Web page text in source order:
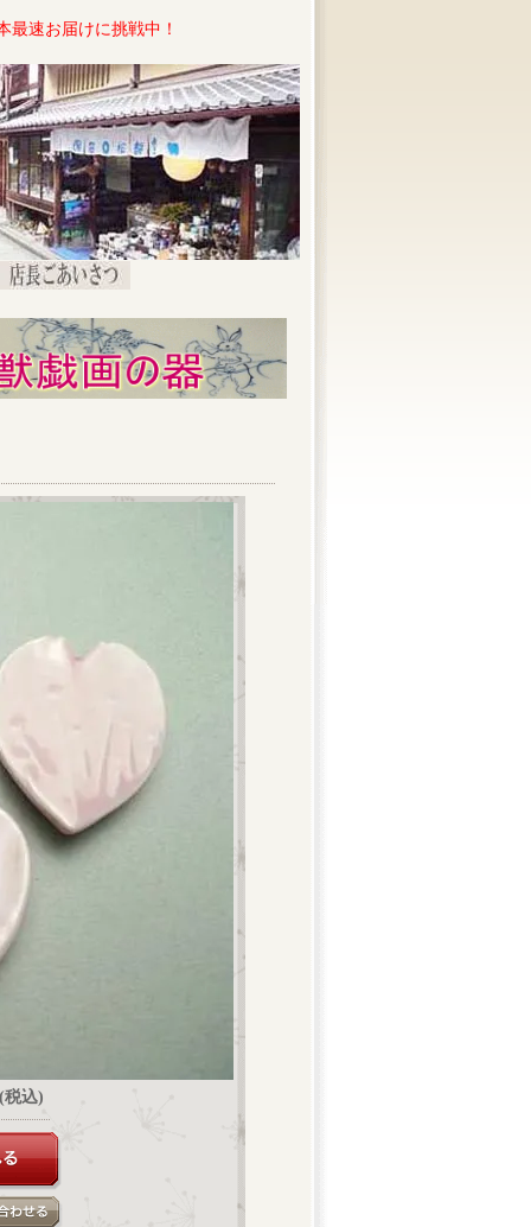
最速お届けに挑戦中！
税込)